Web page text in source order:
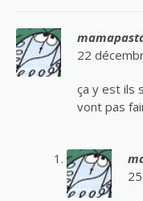
22
ça y est ils
vont pas